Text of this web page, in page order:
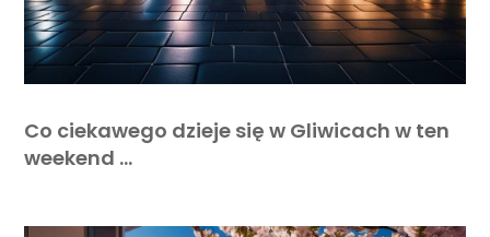
Co ciekawego dzieje się w Gliwicach w ten
weekend …